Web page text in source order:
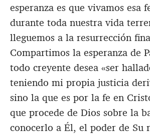
esperanza es que vivamos esa
durante toda nuestra vida
lleguemos a la resurrección
Compartimos la esperanza de
todo creyente desea «ser
teniendo mi propia justicia
sino la que es por la fe en
que procede de Dios sobre la
conocerlo a Él, el poder de Su